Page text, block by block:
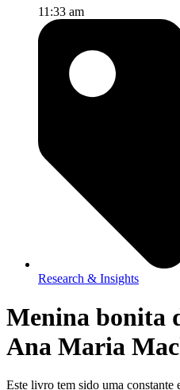
11:33 am
Research & Insights
Menina bonita
Ana Maria
Este livro tem sido uma constante